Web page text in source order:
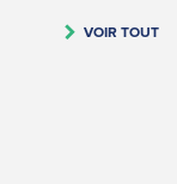
VOIR TOUT